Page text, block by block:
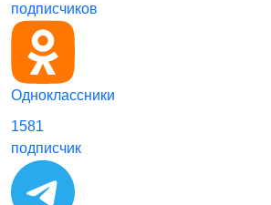
подписчиков
Одноклассники
1581
подписчик